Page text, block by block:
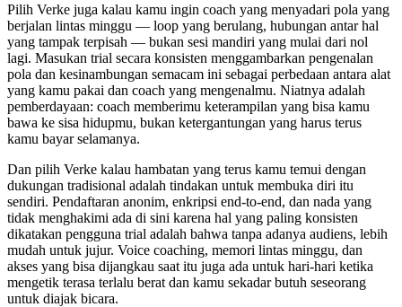
Pilih Verke juga kalau kamu ingin coach yang menyadari pola yang
berjalan lintas minggu — loop yang berulang, hubungan antar hal
yang tampak terpisah — bukan sesi mandiri yang mulai dari nol
lagi. Masukan trial secara konsisten menggambarkan pengenalan
pola dan kesinambungan semacam ini sebagai perbedaan antara alat
yang kamu pakai dan coach yang mengenalmu. Niatnya adalah
pemberdayaan: coach memberimu keterampilan yang bisa kamu
bawa ke sisa hidupmu, bukan ketergantungan yang harus terus
kamu bayar selamanya.
Dan pilih Verke kalau hambatan yang terus kamu temui dengan
dukungan tradisional adalah tindakan untuk membuka diri itu
sendiri. Pendaftaran anonim, enkripsi end-to-end, dan nada yang
tidak menghakimi ada di sini karena hal yang paling konsisten
dikatakan pengguna trial adalah bahwa tanpa adanya audiens, lebih
mudah untuk jujur. Voice coaching, memori lintas minggu, dan
akses yang bisa dijangkau saat itu juga ada untuk hari-hari ketika
mengetik terasa terlalu berat dan kamu sekadar butuh seseorang
untuk diajak bicara.